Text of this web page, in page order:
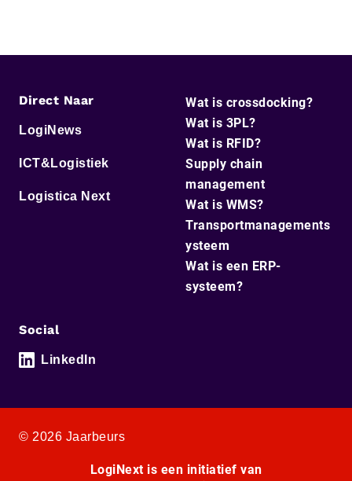
Direct Naar
LogiNews
ICT&Logistiek
Logistica Next
Wat is crossdocking?
Wat is 3PL?
Wat is RFID?
Supply chain
management
Wat is WMS?
Transportmanagements
ysteem
Wat is een ERP-
systeem?
Social
LinkedIn
© 2026 Jaarbeurs
LogiNext is een initiatief van